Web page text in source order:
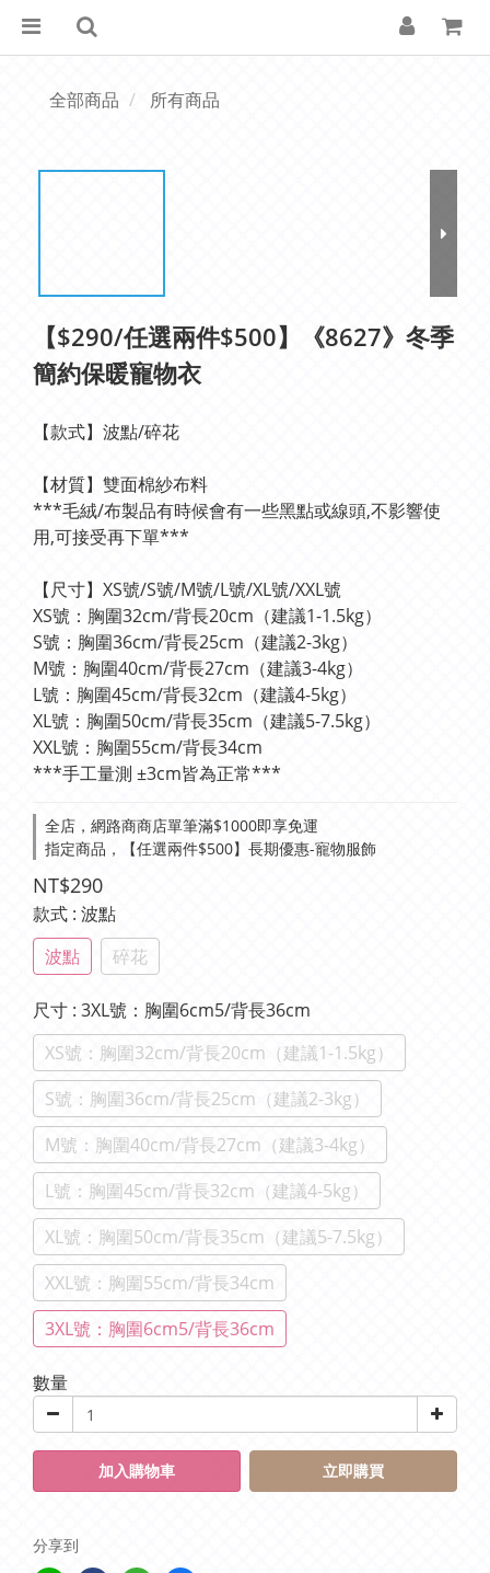
全部商品 所有商品
【$290/任選兩件$500】《8627》冬季
簡約保暖寵物衣
【款式】波點/碎花
【材質】雙面棉紗布料
***毛絨/布製品有時候會有一些黑點或線頭,不影響使
用,可接受再下單***
【尺寸】XS號/S號/M號/L號/XL號/XXL號
XS號：胸圍32cm/背長20cm（建議1-1.5kg）
S號：胸圍36cm/背長25cm（建議2-3kg）
M號：胸圍40cm/背長27cm（建議3-4kg）
L號：胸圍45cm/背長32cm（建議4-5kg）
XL號：胸圍50cm/背長35cm（建議5-7.5kg）
XXL號：胸圍55cm/背長34cm
***手工量測 ±3cm皆為正常***
全店，網路商商店單筆滿$1000即享免運
指定商品，【任選兩件$500】長期優惠-寵物服飾
NT$290
款式 : 波點
波點
碎花
尺寸 : 3XL號：胸圍6cm5/背長36cm
XS號：胸圍32cm/背長20cm（建議1-1.5kg）
S號：胸圍36cm/背長25cm（建議2-3kg）
M號：胸圍40cm/背長27cm（建議3-4kg）
L號：胸圍45cm/背長32cm（建議4-5kg）
XL號：胸圍50cm/背長35cm（建議5-7.5kg）
XXL號：胸圍55cm/背長34cm
3XL號：胸圍6cm5/背長36cm
數量
加入購物車 立即購買
分享到